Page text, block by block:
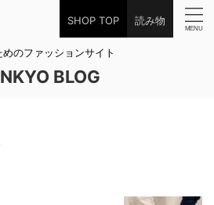
SHOP TOP 読み物
めのファッションサイト
BLOG